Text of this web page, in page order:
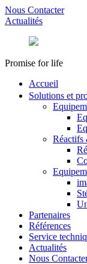
Nous Contacter
Actualités
Promise for life
Accueil
Solutions et
Réactifs
Partenaires
Références
Service
Actualités
Nous